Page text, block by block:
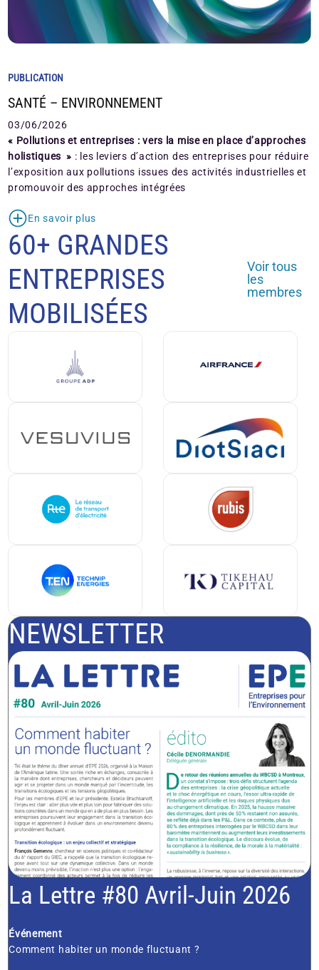
PUBLICATION
SANTÉ – ENVIRONNEMENT
03/06/2026
« Pollutions et entreprises : vers la mise en place d’approches
holistiques » : les leviers d’action des entreprises pour réduire
l’exposition aux pollutions issues des activités industrielles et
promouvoir des approches intégrées
En savoir plus
60+ GRANDES
ENTREPRISES
MOBILISÉES
Voir tous
les
membres
NEWSLETTER
La Lettre #80 Avril-Juin 2026
Événement
Comment habiter un monde fluctuant ?